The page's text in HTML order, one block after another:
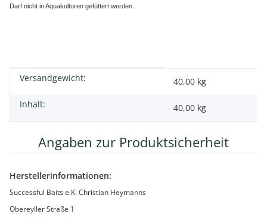
Darf nicht in Aquakulturen gefüttert werden.
Produkteigenschaft
Wert
Versandgewicht:
40,00 kg
Inhalt:
40,00 kg
Angaben zur Produktsicherheit
Herstellerinformationen:
Successful Baits e.K. Christian Heymanns
Obereyller Straße 1